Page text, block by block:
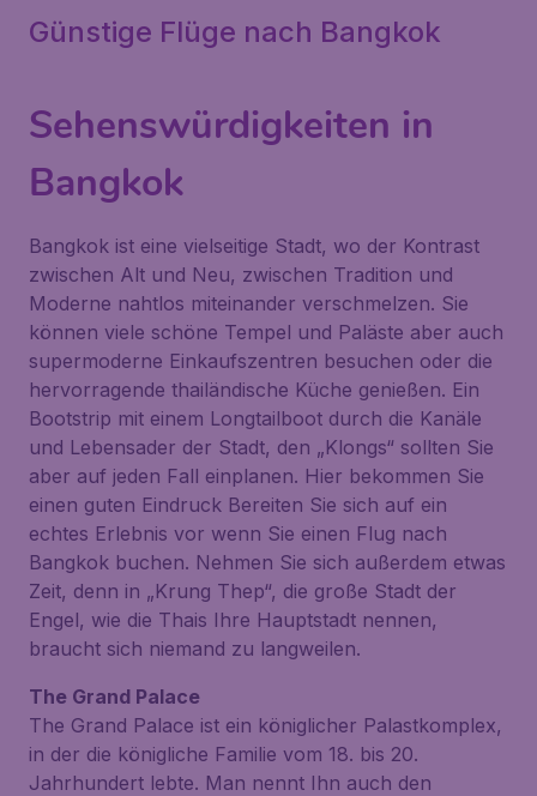
Günstige Flüge nach Bangkok
Sehenswürdigkeiten in
Bangkok
Bangkok ist eine vielseitige Stadt, wo der Kontrast
zwischen Alt und Neu, zwischen Tradition und
Moderne nahtlos miteinander verschmelzen. Sie
können viele schöne Tempel und Paläste aber auch
supermoderne Einkaufszentren besuchen oder die
hervorragende thailändische Küche genießen. Ein
Bootstrip mit einem Longtailboot durch die Kanäle
und Lebensader der Stadt, den „Klongs“ sollten Sie
aber auf jeden Fall einplanen. Hier bekommen Sie
einen guten Eindruck Bereiten Sie sich auf ein
echtes Erlebnis vor wenn Sie einen Flug nach
Bangkok buchen. Nehmen Sie sich außerdem etwas
Zeit, denn in „Krung Thep“, die große Stadt der
Engel, wie die Thais Ihre Hauptstadt nennen,
braucht sich niemand zu langweilen.
The Grand Palace
The Grand Palace ist ein königlicher Palastkomplex,
in der die königliche Familie vom 18. bis 20.
Jahrhundert lebte. Man nennt Ihn auch den